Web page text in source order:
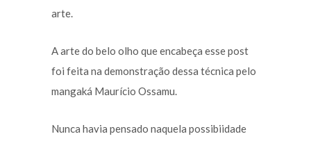
arte.
A arte do belo olho que encabeça esse post
foi feita na demonstração dessa técnica pelo
mangaká Maurício Ossamu.
Nunca havia pensado naquela possibiidade